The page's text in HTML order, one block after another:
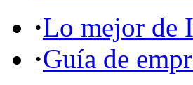
·Lo mejor de
·Guía de